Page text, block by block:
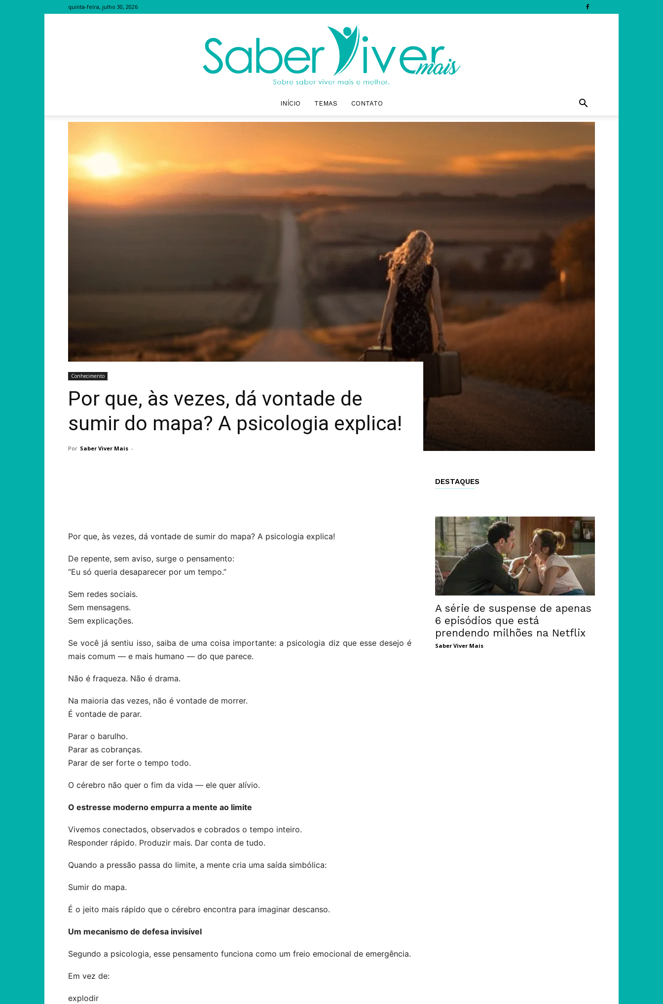
quinta-feira, julho 30, 2026
Saber
Viver
Mais
INÍCIO TEMAS CONTATO
Conhecimento
Por que, às vezes, dá vontade de
sumir do mapa? A psicologia explica!
Por Saber Viver Mais -
Por que, às vezes, dá vontade de sumir do mapa? A psicologia explica!
De repente, sem aviso, surge o pensamento:
“Eu só queria desaparecer por um tempo.”
Sem redes sociais.
Sem mensagens.
Sem explicações.
Se você já sentiu isso, saiba de uma coisa importante: a psicologia diz que esse desejo é
mais comum — e mais humano — do que parece.
Não é fraqueza. Não é drama.
Na maioria das vezes, não é vontade de morrer.
É vontade de parar.
Parar o barulho.
Parar as cobranças.
Parar de ser forte o tempo todo.
O cérebro não quer o fim da vida — ele quer alívio.
O estresse moderno empurra a mente ao limite
Vivemos conectados, observados e cobrados o tempo inteiro.
Responder rápido. Produzir mais. Dar conta de tudo.
Quando a pressão passa do limite, a mente cria uma saída simbólica:
Sumir do mapa.
É o jeito mais rápido que o cérebro encontra para imaginar descanso.
Um mecanismo de defesa invisível
Segundo a psicologia, esse pensamento funciona como um freio emocional de emergência.
Em vez de:
explodir
DESTAQUES
A série de suspense de apenas
6 episódios que está
prendendo milhões na Netflix
Saber Viver Mais